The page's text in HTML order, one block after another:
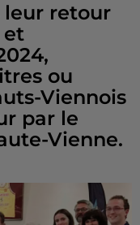
leur retour
et
ou
Viennois
par le
Vienne.